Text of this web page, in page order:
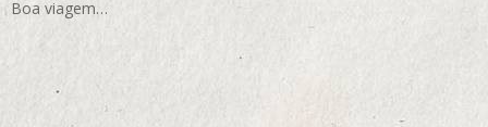
Boa viagem…